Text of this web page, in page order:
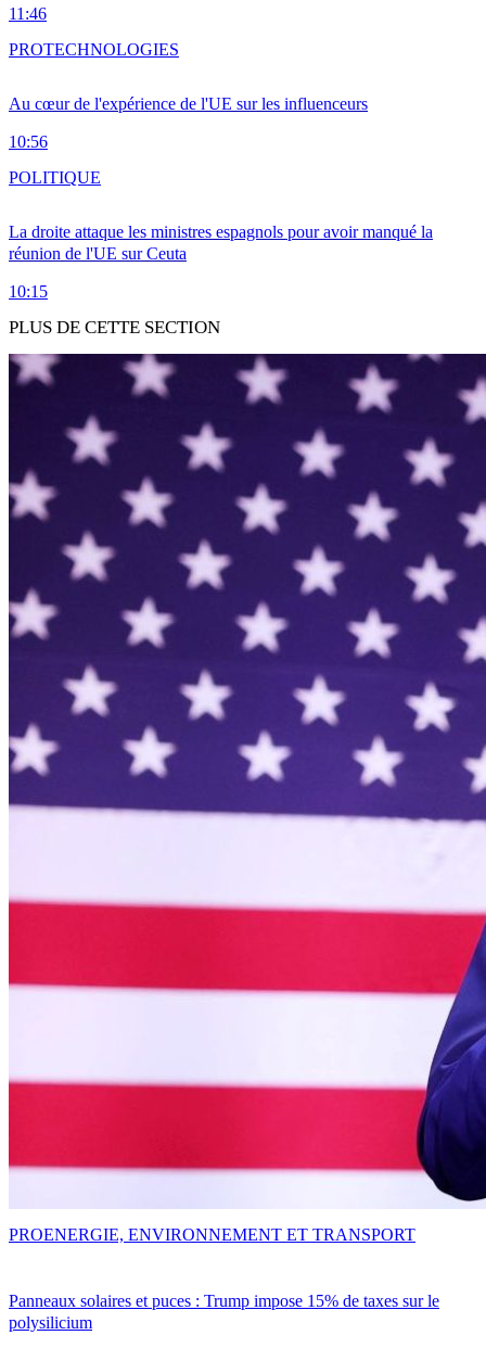
11:46
Au cœur de l'expérience de l'UE sur les influenceurs
10:56
PROTECHNOLOGIES
La droite attaque les ministres espagnols pour avoir manqué la
réunion de l'UE sur Ceuta
10:15
POLITIQUE
PLUS DE CETTE SECTION
Panneaux solaires et puces : Trump impose 15% de taxes sur le
polysilicium
PROENERGIE, ENVIRONNEMENT ET TRANSPORT